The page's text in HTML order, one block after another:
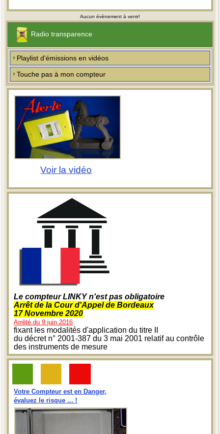
Aucun évènement à venir!
Radio transparence
Playlist d'émissions en vidéos
Touche pas à mon compteur
Voir la vidéo
Le compteur LINKY n'est pas obligatoire
Arrêt de la Cour d'Appel de Bordeaux
17 Novembre 2020
Arrêté du 9 juin 2016
fixant les modalités d'application du titre II
du décret n° 2001-387 du 3 mai 2001 relatif au contrôle
des instruments de mesure
Votre Compteur est en Danger,
évaluez le risque ... !